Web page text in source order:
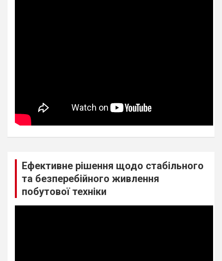
Ефективне рішення щодо стабільного
та безперебійного живлення
побутової техніки